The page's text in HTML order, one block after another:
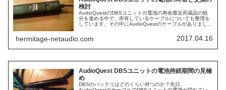
検討
AudioQuestのDBSユニットの電池の寿命最近死蔵品の処
分を進める中で、所有しているケーブルについても整理を
しています。その中にAudioQuestのケーブルがありまし
hermitage-netaudio.com 2017.04.16
AudioQuest DBSユニットの電池持続期間の見極
め
DBSのバッテリはどのくらい持つのか？先日、